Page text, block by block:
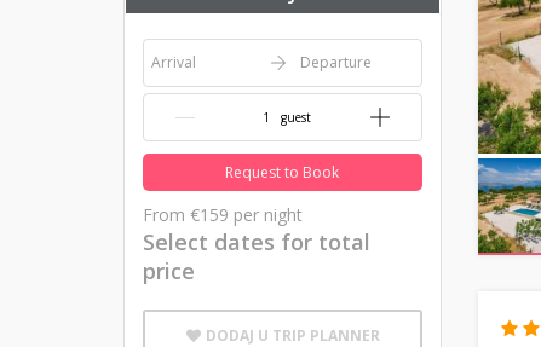
Arrival Departure
{{NumberOfGuests}} guest
Request to Book
From €159 per night
Select dates for total
price
DODAJ U TRIP PLANNER